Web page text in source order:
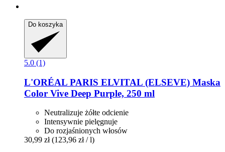
Do koszyka
5.0 (1)
L'ORÉAL PARIS ELVITAL (ELSEVE) Maska
Color Vive Deep Purple, 250 ml
Neutralizuje żółte odcienie
Intensywnie pielęgnuje
Do rozjaśnionych włosów
30,99 zł (123,96 zł / l)